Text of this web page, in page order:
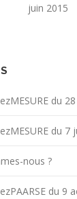
juin 2015
du
du 7
nous ?
du 9